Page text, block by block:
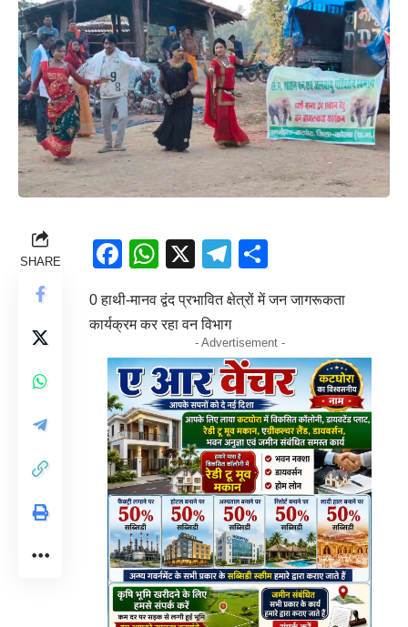
SHARE Facebook
WhatsApp
X Telegram
0 हाथी-मानव द्वंद प्रभावित क्षेत्रों में जन जागरूकता
कार्यक्रम कर रहा वन विभाग
- Advertisement -